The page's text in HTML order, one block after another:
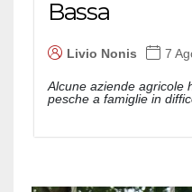
Bassa
Livio Nonis 7
Alcune aziende agricole
pesche a famiglie in